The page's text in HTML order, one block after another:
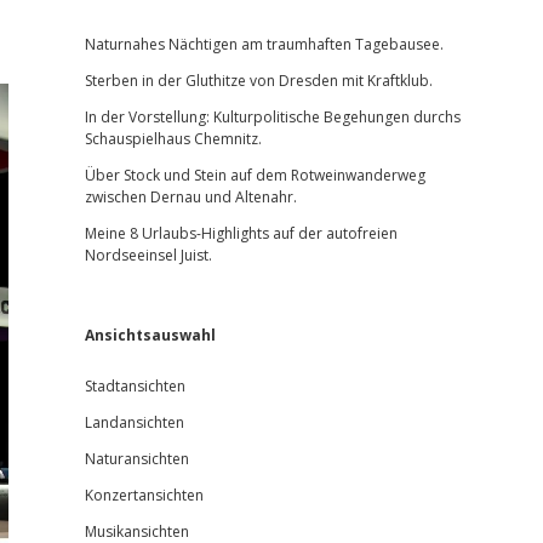
Naturnahes Nächtigen am traumhaften Tagebausee.
Sterben in der Gluthitze von Dresden mit Kraftklub.
In der Vorstellung: Kulturpolitische Begehungen durchs
Schauspielhaus Chemnitz.
Über Stock und Stein auf dem Rotweinwanderweg
zwischen Dernau und Altenahr.
Meine 8 Urlaubs-Highlights auf der autofreien
Nordseeinsel Juist.
Ansichtsauswahl
Stadtansichten
Landansichten
Naturansichten
Konzertansichten
Musikansichten